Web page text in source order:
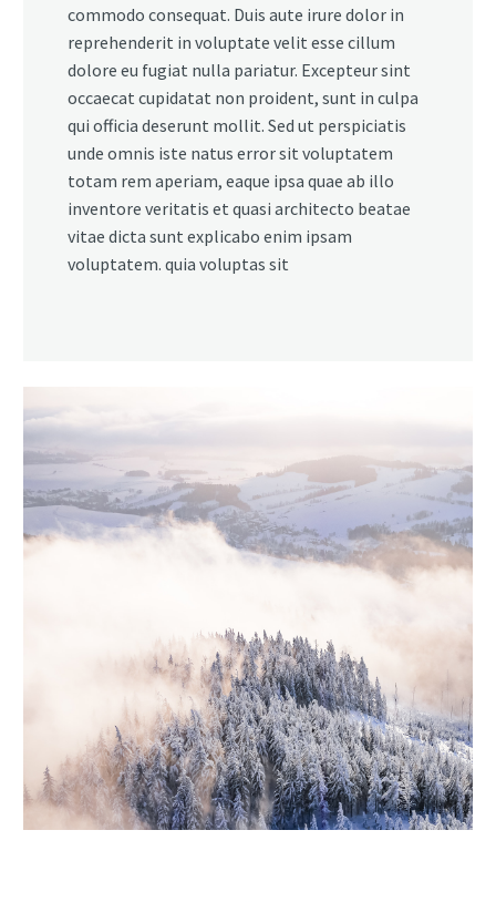
commodo consequat. Duis aute irure dolor in
reprehenderit in voluptate velit esse cillum
dolore eu fugiat nulla pariatur. Excepteur sint
occaecat cupidatat non proident, sunt in culpa
qui officia deserunt mollit. Sed ut perspiciatis
unde omnis iste natus error sit voluptatem
totam rem aperiam, eaque ipsa quae ab illo
inventore veritatis et quasi architecto beatae
vitae dicta sunt explicabo enim ipsam
voluptatem. quia voluptas sit